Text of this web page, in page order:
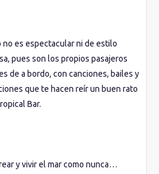
no es espectacular ni de estilo
pues son los propios pasajeros
de a bordo, con canciones, bailes y
que te hacen reír un buen rato
Bar.
y vivir el mar como nunca…